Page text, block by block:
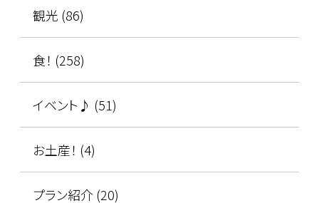
観光 (86)
食！ (258)
イベント♪ (51)
お土産！ (4)
プラン紹介 (20)